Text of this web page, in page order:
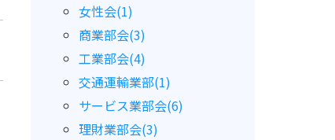
女性会(1)
商業部会(3)
工業部会(4)
交通運輸業部(1)
サービス業部会(6)
理財業部会(3)